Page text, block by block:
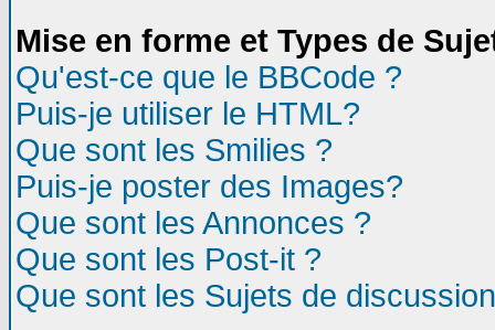
Mise en forme et Types de
Qu'est-ce que le BBCode ?
Puis-je utiliser le HTML?
Que sont les Smilies ?
Puis-je poster des Images?
Que sont les Annonces ?
Que sont les Post-it ?
Que sont les Sujets de